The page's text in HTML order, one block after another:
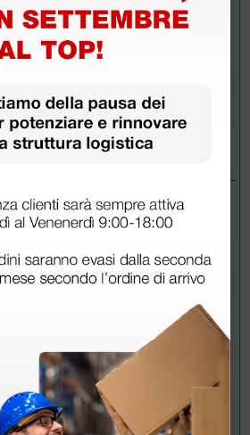
la tua domanda
sapere se la calzata è
Calzo 38 e sono indecisa
- 03/09/2020
calzata è regolare. Ad ogni
necessario potrà esercitare